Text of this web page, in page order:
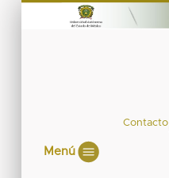
Contacto
Menú